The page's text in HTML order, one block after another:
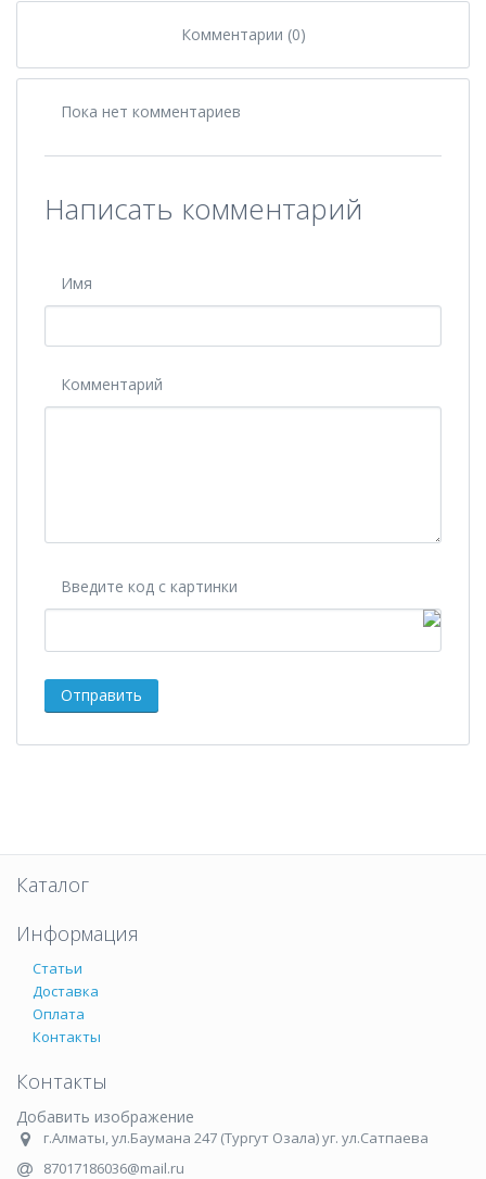
Комментарии (0)
Пока нет комментариев
Написать комментарий
Имя
Комментарий
Введите код с картинки
Каталог
Информация
Статьи
Доставка
Оплата
Контакты
Контакты
Добавить изображение
г.Алматы, ул.Баумана 247 (Тургут Озала) уг. ул.Сатпаева
87017186036@mail.ru